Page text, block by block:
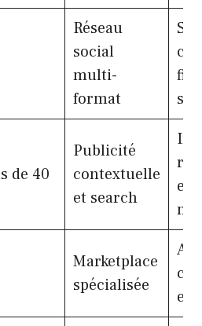
Réseau
social
multi-
format
de 40
Publicité
contextuelle
et search
et
Marketplace
spécialisée